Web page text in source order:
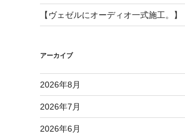
【ヴェゼルにオーディオ一式施工。】
アーカイブ
2026年8月
2026年7月
2026年6月